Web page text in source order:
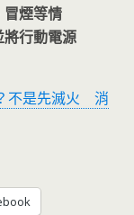
冒煙等情
行動電源
不是先滅火 消